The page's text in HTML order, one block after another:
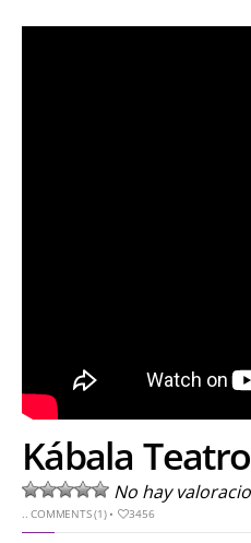
Kábala Teatro
No hay
..COMMENTS (1)• 3456